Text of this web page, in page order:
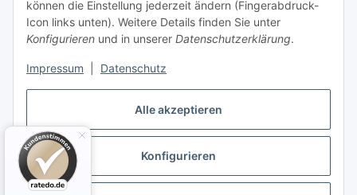
Alle akzeptieren
Konfigurieren
können die Einstellung jederzeit ändern (Fingerabdruck-
Icon links unten). Weitere Details finden Sie unter
Konfigurieren und in unserer Datenschutzerklärung.
Impressum Datenschutz
Informationen
Gesetzliche Informationen
Vertrag widerrufen
* Alle Preise inkl. gesetzlicher USt., zzgl.Versand